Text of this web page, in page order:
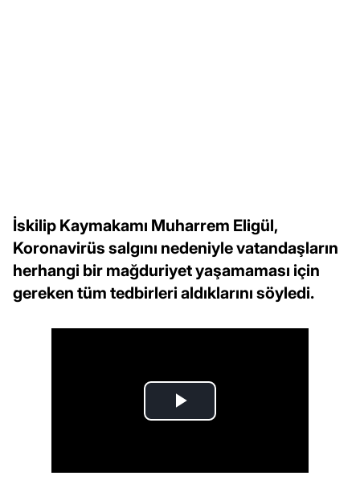
İskilip Kaymakamı Muharrem Eligül,
Koronavirüs salgını nedeniyle vatandaşların
herhangi bir mağduriyet yaşamaması için
gereken tüm tedbirleri aldıklarını söyledi.